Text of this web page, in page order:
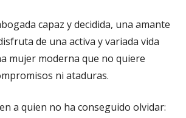
capaz y decidida, una amante
de una activa y variada vida
mujer moderna que no quiere
ni ataduras.
a quien no ha conseguido olvidar: